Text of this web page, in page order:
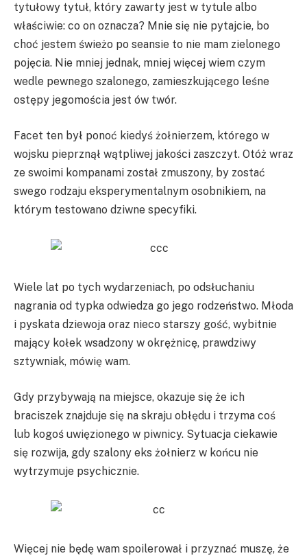
tytułowy tytuł, który zawarty jest w tytule albo
właściwie: co on oznacza? Mnie się nie pytajcie, bo
choć jestem świeżo po seansie to nie mam zielonego
pojęcia. Nie mniej jednak, mniej więcej wiem czym
wedle pewnego szalonego, zamieszkującego leśne
ostępy jegomościa jest ów twór.
Facet ten był ponoć kiedyś żołnierzem, którego w
wojsku pieprznął wątpliwej jakości zaszczyt. Otóż wraz
ze swoimi kompanami został zmuszony, by zostać
swego rodzaju eksperymentalnym osobnikiem, na
którym testowano dziwne specyfiki.
Wiele lat po tych wydarzeniach, po odsłuchaniu
nagrania od typka odwiedza go jego rodzeństwo. Młoda
i pyskata dziewoja oraz nieco starszy gość, wybitnie
mający kołek wsadzony w okrężnicę, prawdziwy
sztywniak, mówię wam.
Gdy przybywają na miejsce, okazuje się że ich
braciszek znajduje się na skraju obłędu i trzyma coś
lub kogoś uwięzionego w piwnicy. Sytuacja ciekawie
się rozwija, gdy szalony eks żołnierz w końcu nie
wytrzymuje psychicznie.
Więcej nie będę wam spoilerował i przyznać muszę, że